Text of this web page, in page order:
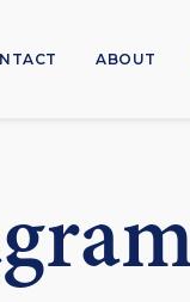
ABOUT